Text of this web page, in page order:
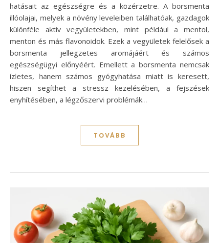
hatásait az egészségre és a közérzetre. A borsmenta
illóolajai, melyek a növény leveleiben találhatóak, gazdagok
különféle aktív vegyületekben, mint például a mentol,
menton és más flavonoidok. Ezek a vegyületek felelősek a
borsmenta jellegzetes aromájáért és számos
egészségügyi előnyéért. Emellett a borsmenta nemcsak
ízletes, hanem számos gyógyhatása miatt is keresett,
hiszen segíthet a stressz kezelésében, a fejszések
enyhítésében, a légzőszervi problémák…
TOVÁBB